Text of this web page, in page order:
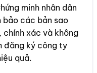
minh nhân dân
bảo các bản sao
chính xác và không
đăng ký công ty
quả.